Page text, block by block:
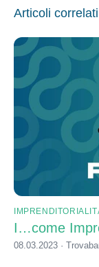
Articoli correlati
I…come
08.03.2023 ·